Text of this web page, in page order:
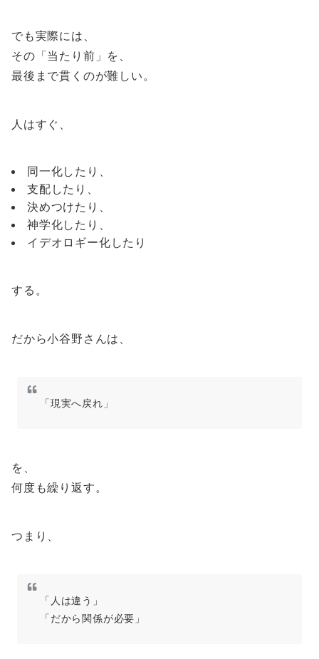
でも実際には、
その「当たり前」を、
最後まで貫くのが難しい。
人はすぐ、
同一化したり、
支配したり、
決めつけたり、
神学化したり、
イデオロギー化したり
する。
だから小谷野さんは、
「現実へ戻れ」
を、
何度も繰り返す。
つまり、
「人は違う」
「だから関係が必要」